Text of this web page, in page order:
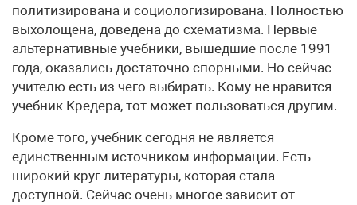
политизирована и социологизирована. Полностью
выхолощена, доведена до схематизма. Первые
альтернативные учебники, вышедшие после 1991
года, оказались достаточно спорными. Но сейчас
учителю есть из чего выбирать. Кому не нравится
учебник Кредера, тот может пользоваться другим.
Кроме того, учебник сегодня не является
единственным источником информации. Есть
широкий круг литературы, которая стала
доступной. Сейчас очень многое зависит от